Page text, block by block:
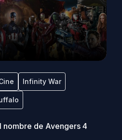
Infinity War
nombre de Avengers 4